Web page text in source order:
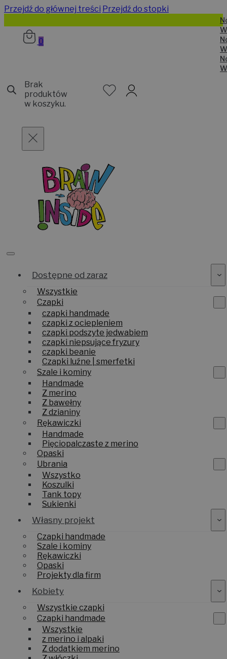
Przejdź do głównej treści Przejdź do stopki
0
Brak
produktów
w koszyku.
Dostępne od zaraz
Wszystkie
Czapki
czapki handmade
czapki z ociepleniem
czapki podszyte jedwabiem
czapki niepsujące fryzury
czapki beanie
Czapki luźne | smerfetki
Szale i kominy
Handmade
Z merino
Z bawełny
Z dzianiny
Rękawiczki
Handmade
Pięciopalczaste z merino
Opaski
Ubrania
Wszystko
Koszulki
Tank topy
Sukienki
Własny projekt
Czapki handmade
Szale i kominy
Rękawiczki
Opaski
Projekty dla firm
Kobiety
Wszystkie czapki
Czapki handmade
Wszystkie
z merino i alpaki
Z dodatkiem merino